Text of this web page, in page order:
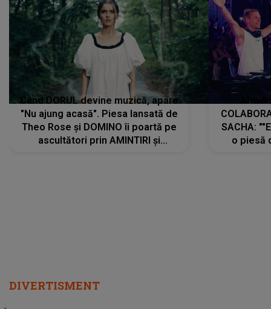
Când DORUL devine muzică, apare
"Nu ajung acasă". Piesa lansată de
Theo Rose și DOMINO îi poartă pe
ascultători prin AMINTIRI și
SACHA:
o piesă
DIVERTISMENT